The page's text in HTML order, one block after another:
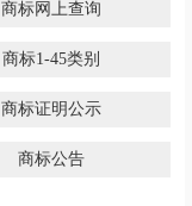
商标网上查询
商标1-45类别
商标证明公示
商标公告